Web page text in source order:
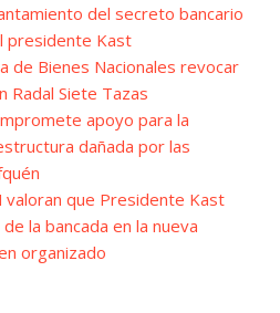
del secreto bancario
presidente Kast
de Bienes Nacionales revocar
Radal Siete Tazas
apoyo para la
dañada por las
valoran que Presidente Kast
la bancada en la nueva
organizado